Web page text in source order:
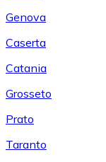
Genova
Caserta
Catania
Grosseto
Prato
Taranto